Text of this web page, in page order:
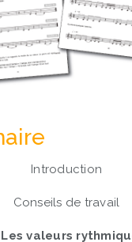
Introduction
Conseils de travail
valeurs